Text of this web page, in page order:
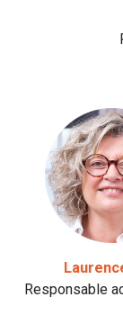
Responsable